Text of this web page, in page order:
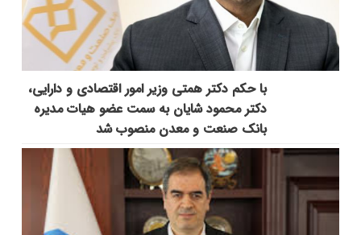
با حکم دکتر همتی وزیر امور اقتصادی و دارایی،
دکتر محمود شایان به سمت عضو هیات مدیره
بانک صنعت و معدن منصوب شد